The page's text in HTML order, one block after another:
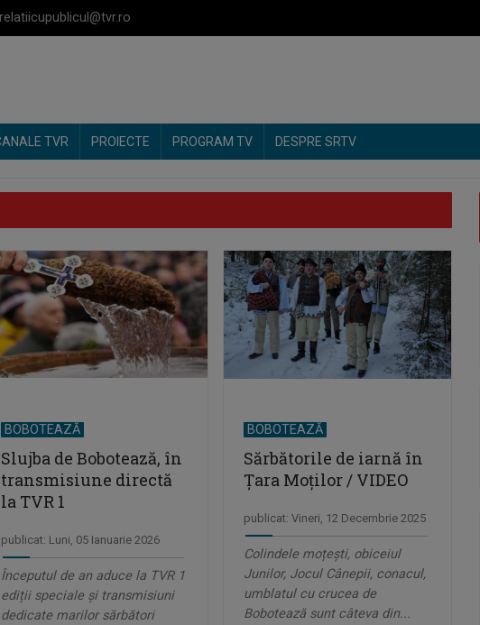
relatiicupublicul@tvr.ro
TVR PROIECTE PROGRAM TV DESPRE SRTV
BOBOTEAZĂ
Slujba de Bobotează, în
transmisiune directă
la TVR 1
publicat: Luni, 05 Ianuarie 2026
Începutul de an aduce la TVR 1
ediții speciale și transmisiuni
dedicate marilor sărbători
BOBOTEAZĂ
Sărbătorile de iarnă în
Țara Moților / VIDEO
publicat: Vineri, 12 Decembrie 2025
Colindele moțești, obiceiul
Junilor, Jocul Cânepii, conacul,
umblatul cu crucea de
Bobotează sunt câteva din...